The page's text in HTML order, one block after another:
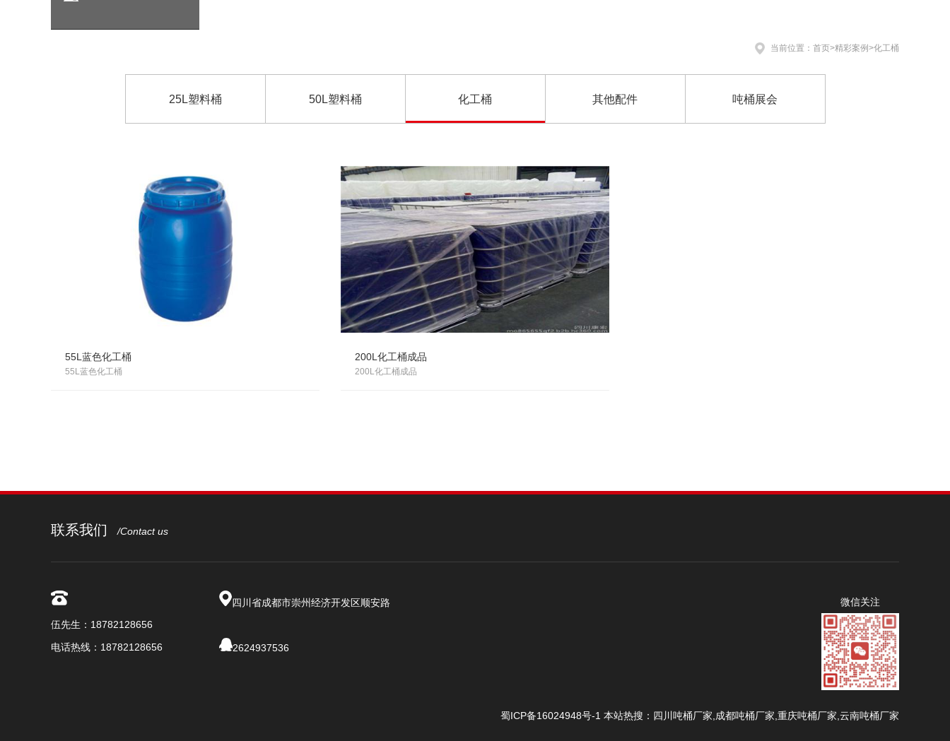
当前位置： 首页>精彩案例>化工桶
25L塑料桶 50L塑料桶 化工桶 其他配件 吨桶展会
55L蓝色化工桶
55L蓝色化工桶
200L化工桶成品
200L化工桶成品
联系我们 /Contact us
伍先生：18782128656
电话热线：18782128656
四川省成都市崇州经济开发区顺安路
2624937536
微信关注
蜀ICP备16024948号-1 本站热搜：四川吨桶厂家,成都吨桶厂家,重庆吨桶厂家,云南吨桶厂家